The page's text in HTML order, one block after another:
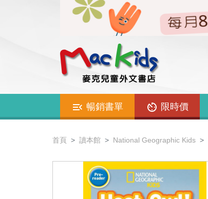
暢銷書單 限時價
首頁 讀本館 National Geographic Kids